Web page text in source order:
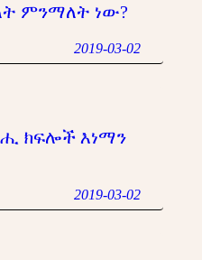
ምንማለት ነው?
2019-03-02
ክፍሎች እነማን
2019-03-02